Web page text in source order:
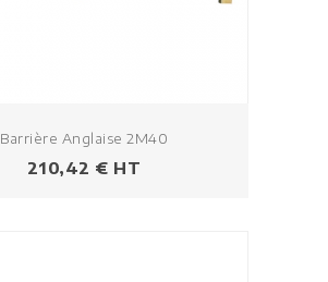
Barrière Anglaise 2M40
Prix
210,42 € HT